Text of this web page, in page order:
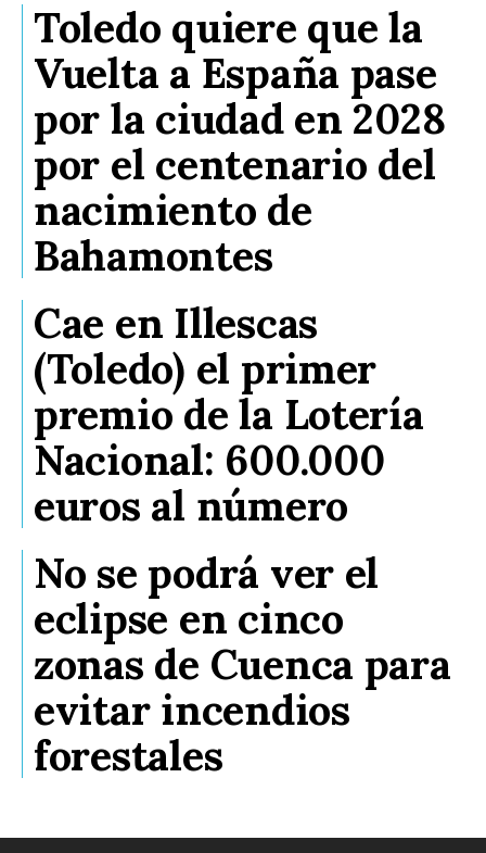
Toledo quiere que la
Vuelta a España pase
por la ciudad en 2028
por el centenario del
nacimiento de
Bahamontes
Cae en Illescas
(Toledo) el primer
premio de la Lotería
Nacional: 600.000
euros al número
No se podrá ver el
eclipse en cinco
zonas de Cuenca para
evitar incendios
forestales